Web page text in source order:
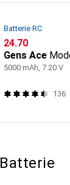
Batterie RC
CHF
24.70
Gens Ace
5000 mAh, 7.20 V
136
Batterie